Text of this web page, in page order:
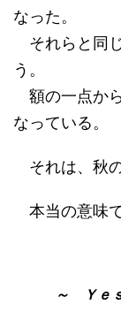
なった。
それらと同
う。
額の一点か
なっている。
それは、秋
本当の意味
～ Ｙｅ